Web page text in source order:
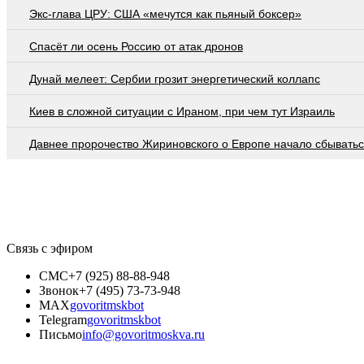
Экс-глава ЦРУ: США «мечутся как пьяный боксер»
Спасёт ли осень Россию от атак дронов
Дунай мелеет: Сербии грозит энергетический коллапс
Киев в сложной ситуации с Ираном, при чем тут Израиль
Давнее пророчество Жириновского о Европе начало
Связь с эфиром
СМС+7 (925) 88-88-948
Звонок+7 (495) 73-73-948
MAXgovoritmskbot
Telegramgovoritmskbot
Письмоinfo@govoritmoskva.ru